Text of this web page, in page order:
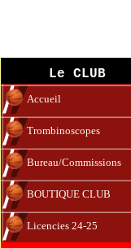
Le CLUB
Accueil
Trombinoscopes
Bureau/Commissions
BOUTIQUE CLUB
Licencies 24-25